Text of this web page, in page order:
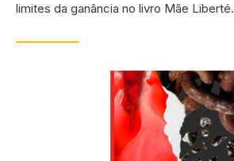
limites da ganância no livro Mãe Liberté.